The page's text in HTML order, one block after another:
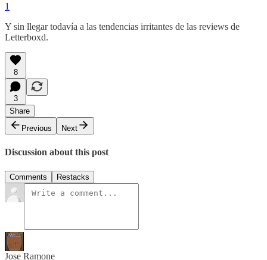
1
Y sin llegar todavía a las tendencias irritantes de las reviews de
Letterboxd.
8
3
Share
Previous
Next
Discussion about this post
Comments Restacks
Jose Ramone